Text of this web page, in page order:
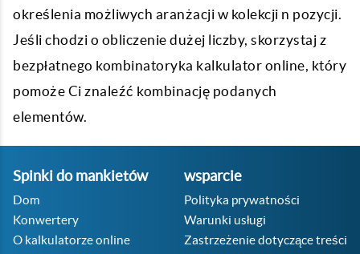
określenia możliwych aranżacji w kolekcji n pozycji.
Jeśli chodzi o obliczenie dużej liczby, skorzystaj z
bezpłatnego kombinatoryka kalkulator online, który
pomoże Ci znaleźć kombinację podanych
elementów.
Spinki do mankietów
Dom
Konwertery
O kalkulatorze online
wsparcie
Polityka prywatności
Warunki usługi
Zastrzeżenie dotyczące treści